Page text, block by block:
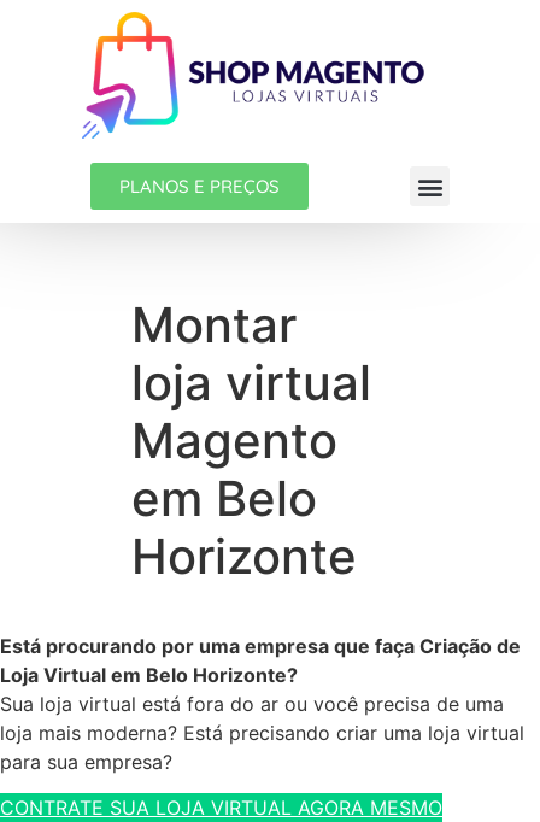
PLANOS E PREÇOS
Montar
loja virtual
Magento
em Belo
Horizonte
Está procurando por uma empresa que faça Criação de
Loja Virtual em Belo Horizonte?
Sua loja virtual está fora do ar ou você precisa de uma
loja mais moderna? Está precisando criar uma loja virtual
para sua empresa?
CONTRATE SUA LOJA VIRTUAL AGORA MESMO